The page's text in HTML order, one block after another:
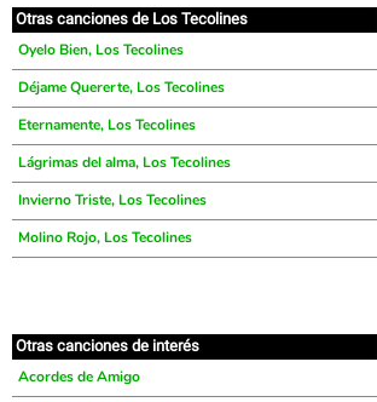
Otras canciones de Los Tecolines
Oyelo Bien, Los Tecolines
Déjame Quererte, Los Tecolines
Eternamente, Los Tecolines
Lágrimas del alma, Los Tecolines
Invierno Triste, Los Tecolines
Molino Rojo, Los Tecolines
Otras canciones de interés
Acordes de Amigo